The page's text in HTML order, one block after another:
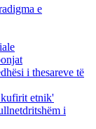
e
i thesareve të
etnik'
i